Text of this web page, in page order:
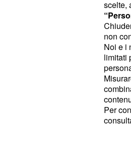
Essa
esempio da
Richard
Anno Uno
Volume 1
Detective
Breve
media
scelte,
non
Noi e i
limitati
Per